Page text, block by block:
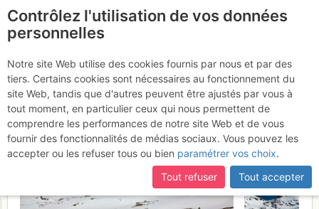
certaines pages ne sont plus accessibles, manquantes ou
incomplètes, déconnectez-vous puis reconnectez-vous à votre
compte sur le site.
Pic des Trois
Seigneurs et pic de Barrès
: Versant S
Vendredi 6 mars 2015
Contrôlez l'utilisation de vos données
personnelles
Notre site Web utilise des cookies fournis par nous et par des
tiers. Certains cookies sont nécessaires au fonctionnement du
site Web, tandis que d'autres peuvent être ajustés par vous à
tout moment, en particulier ceux qui nous permettent de
comprendre les performances de notre site Web et de vous
fournir des fonctionnalités de médias sociaux. Vous pouvez les
accepter ou les refuser tous ou bien paramétrer vos choix.
Tout refuser
Tout accepter